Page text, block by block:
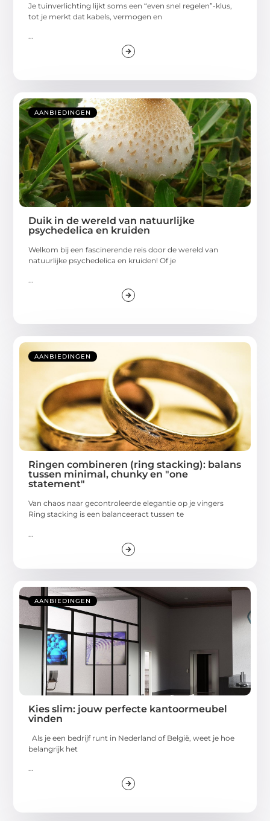
Je tuinverlichting lijkt soms een “even snel regelen”-klus,
tot je merkt dat kabels, vermogen en
...
AANBIEDINGEN
Duik in de wereld van natuurlijke
psychedelica en kruiden
Welkom bij een fascinerende reis door de wereld van
natuurlijke psychedelica en kruiden! Of je
...
AANBIEDINGEN
Ringen combineren (ring stacking): balans
tussen minimal, chunky en "one
statement"
Van chaos naar gecontroleerde elegantie op je vingers
Ring stacking is een balanceeract tussen te
AANBIEDINGEN
Kies slim: jouw perfecte kantoormeubel
vinden
Als je een bedrijf runt in Nederland of België, weet je hoe
belangrijk het
...